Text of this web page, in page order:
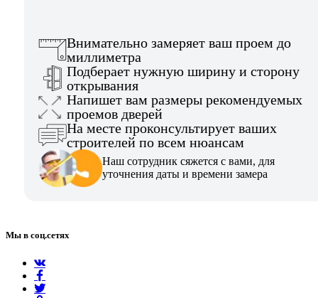
Внимательно замеряет ваш проем до
миллиметра
Подберает нужную ширину и сторону
открывания
Напишет вам размеры рекомендуемых
проемов дверей
На месте проконсультирует ваших
строителей по всем нюансам
Наш сотрудник сяжется с вами, для
уточнения даты и времени замера
Мы в соц.сетях